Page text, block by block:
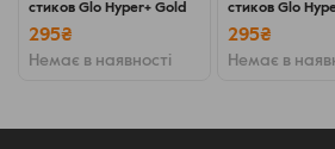
начала и окончания всех
стиков Glo Hyper+ Gold
295₴
Немає в наявності
стиков Glo
295₴
Немає в